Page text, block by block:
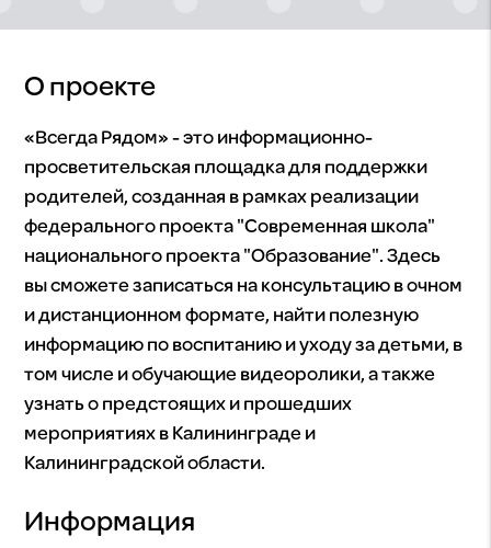
О проекте
«Всегда Рядом» - это информационно-
просветительская площадка для поддержки
родителей, созданная в рамках реализации
федерального проекта "Современная школа"
национального проекта "Образование". Здесь
вы сможете записаться на консультацию в очном
и дистанционном формате, найти полезную
информацию по воспитанию и уходу за детьми, в
том числе и обучающие видеоролики, а также
узнать о предстоящих и прошедших
мероприятиях в Калининграде и
Калининградской области.
Информация